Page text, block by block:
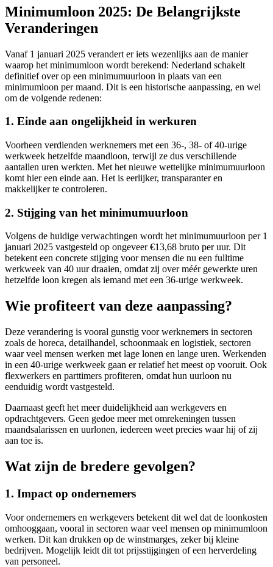
Minimumloon 2025: De Belangrijkste
Veranderingen
Vanaf 1 januari 2025 verandert er iets wezenlijks aan de manier
waarop het minimumloon wordt berekend: Nederland schakelt
definitief over op een minimumuurloon in plaats van een
minimumloon per maand. Dit is een historische aanpassing, en wel
om de volgende redenen:
1. Einde aan ongelijkheid in werkuren
Voorheen verdienden werknemers met een 36-, 38- of 40-urige
werkweek hetzelfde maandloon, terwijl ze dus verschillende
aantallen uren werkten. Met het nieuwe wettelijke minimumuurloon
komt hier een einde aan. Het is eerlijker, transparanter en
makkelijker te controleren.
2. Stijging van het minimumuurloon
Volgens de huidige verwachtingen wordt het minimumuurloon per 1
januari 2025 vastgesteld op ongeveer €13,68 bruto per uur. Dit
betekent een concrete stijging voor mensen die nu een fulltime
werkweek van 40 uur draaien, omdat zij over méér gewerkte uren
hetzelfde loon kregen als iemand met een 36-urige werkweek.
Wie profiteert van deze aanpassing?
Deze verandering is vooral gunstig voor werknemers in sectoren
zoals de horeca, detailhandel, schoonmaak en logistiek, sectoren
waar veel mensen werken met lage lonen en lange uren. Werkenden
in een 40-urige werkweek gaan er relatief het meest op vooruit. Ook
flexwerkers en parttimers profiteren, omdat hun uurloon nu
eenduidig wordt vastgesteld.
Daarnaast geeft het meer duidelijkheid aan werkgevers en
opdrachtgevers. Geen gedoe meer met omrekeningen tussen
maandsalarissen en uurlonen, iedereen weet precies waar hij of zij
aan toe is.
Wat zijn de bredere gevolgen?
1. Impact op ondernemers
Voor ondernemers en werkgevers betekent dit wel dat de loonkosten
omhooggaan, vooral in sectoren waar veel mensen op minimumloon
werken. Dit kan drukken op de winstmarges, zeker bij kleine
bedrijven. Mogelijk leidt dit tot prijsstijgingen of een herverdeling
van personeel.